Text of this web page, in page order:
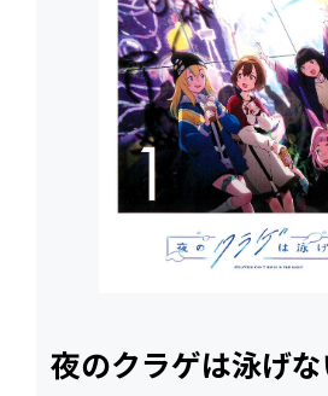
夜のクラゲは泳げ